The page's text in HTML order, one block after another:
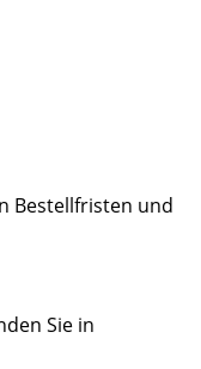
Bestellfristen und
Sie in